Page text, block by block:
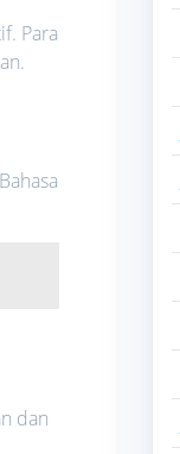
Para
dan